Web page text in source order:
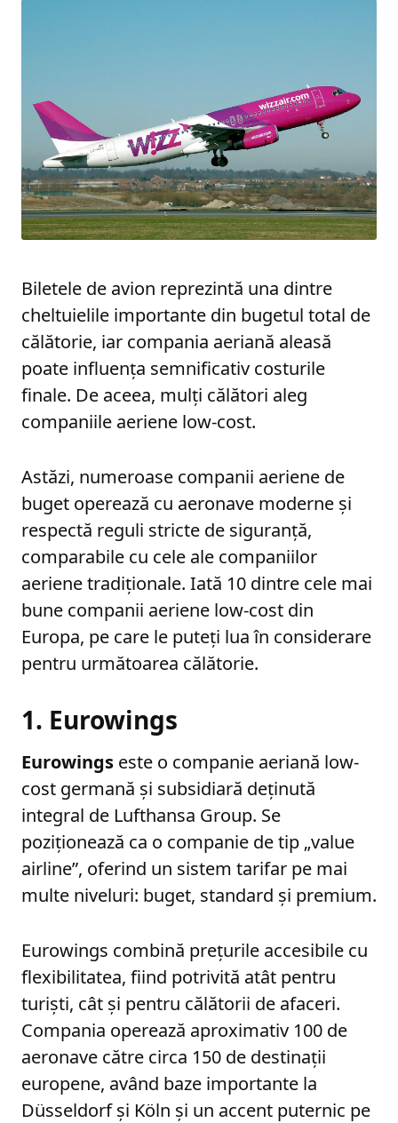
Biletele de avion reprezintă una dintre
cheltuielile importante din bugetul total de
călătorie, iar compania aeriană aleasă
poate influența semnificativ costurile
finale. De aceea, mulți călători aleg
companiile aeriene low-cost.
Astăzi, numeroase companii aeriene de
buget operează cu aeronave moderne și
respectă reguli stricte de siguranță,
comparabile cu cele ale companiilor
aeriene tradiționale. Iată 10 dintre cele mai
bune companii aeriene low-cost din
Europa, pe care le puteți lua în considerare
pentru următoarea călătorie.
1. Eurowings
Eurowings este o companie aeriană low-
cost germană și subsidiară deținută
integral de Lufthansa Group. Se
poziționează ca o companie de tip „value
airline”, oferind un sistem tarifar pe mai
multe niveluri: buget, standard și premium.
Eurowings combină prețurile accesibile cu
flexibilitatea, fiind potrivită atât pentru
turiști, cât și pentru călătorii de afaceri.
Compania operează aproximativ 100 de
aeronave către circa 150 de destinații
europene, având baze importante la
Düsseldorf și Köln și un accent puternic pe